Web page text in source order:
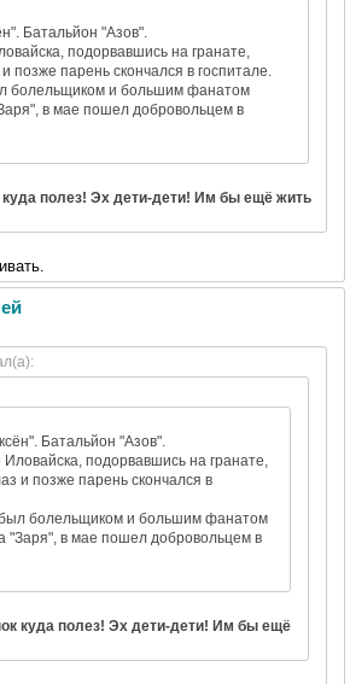
Батальйон "Азов".
подорвавшись на гранате,
позже парень скончался в госпитале.
болельщиком и большим фанатом
в мае пошел добровольцем в
куда полез! Эх дети-дети! Им бы ещё жить
Батальйон "Азов".
подорвавшись на гранате,
и позже парень скончался в
был болельщиком и большим фанатом
"Заря", в мае пошел добровольцем в
куда полез! Эх дети-дети! Им бы ещё